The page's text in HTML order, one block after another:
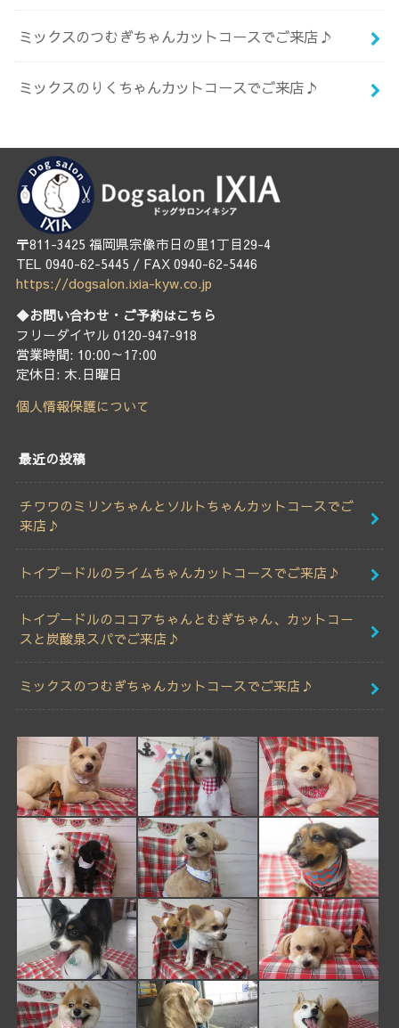
ミックスのつむぎちゃんカットコースでご来店♪
ミックスのりくちゃんカットコースでご来店♪
〒811-3425 福岡県宗像市日の里1丁目29-4
TEL 0940-62-5445 / FAX 0940-62-5446
https://dogsalon.ixia-kyw.co.jp
◆お問い合わせ・ご予約はこちら
フリーダイヤル 0120-947-918
営業時間: 10:00～17:00
定休日: 木.日曜日
個人情報保護について
最近の投稿
チワワのミリンちゃんとソルトちゃんカットコースでご
来店♪
トイプードルのライムちゃんカットコースでご来店♪
トイプードルのココアちゃんとむぎちゃん、カットコー
スと炭酸泉スパでご来店♪
ミックスのつむぎちゃんカットコースでご来店♪